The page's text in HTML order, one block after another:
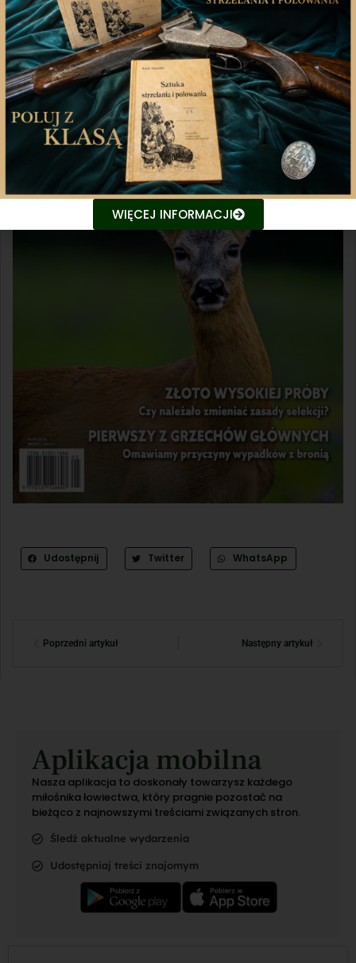
Redakcja
Udostępnij Twitter WhatsApp
Poprzedni artykuł Następny artykuł
Aplikacja mobilna
Nasza aplikacja to doskonały towarzysz każdego
miłośnika łowiectwa, który pragnie pozostać na
bieżąco z najnowszymi treściami związanych stron.
Śledź aktualne wydarzenia
Udostępniaj treści znajomym
WIĘCEJ INFORMACJI